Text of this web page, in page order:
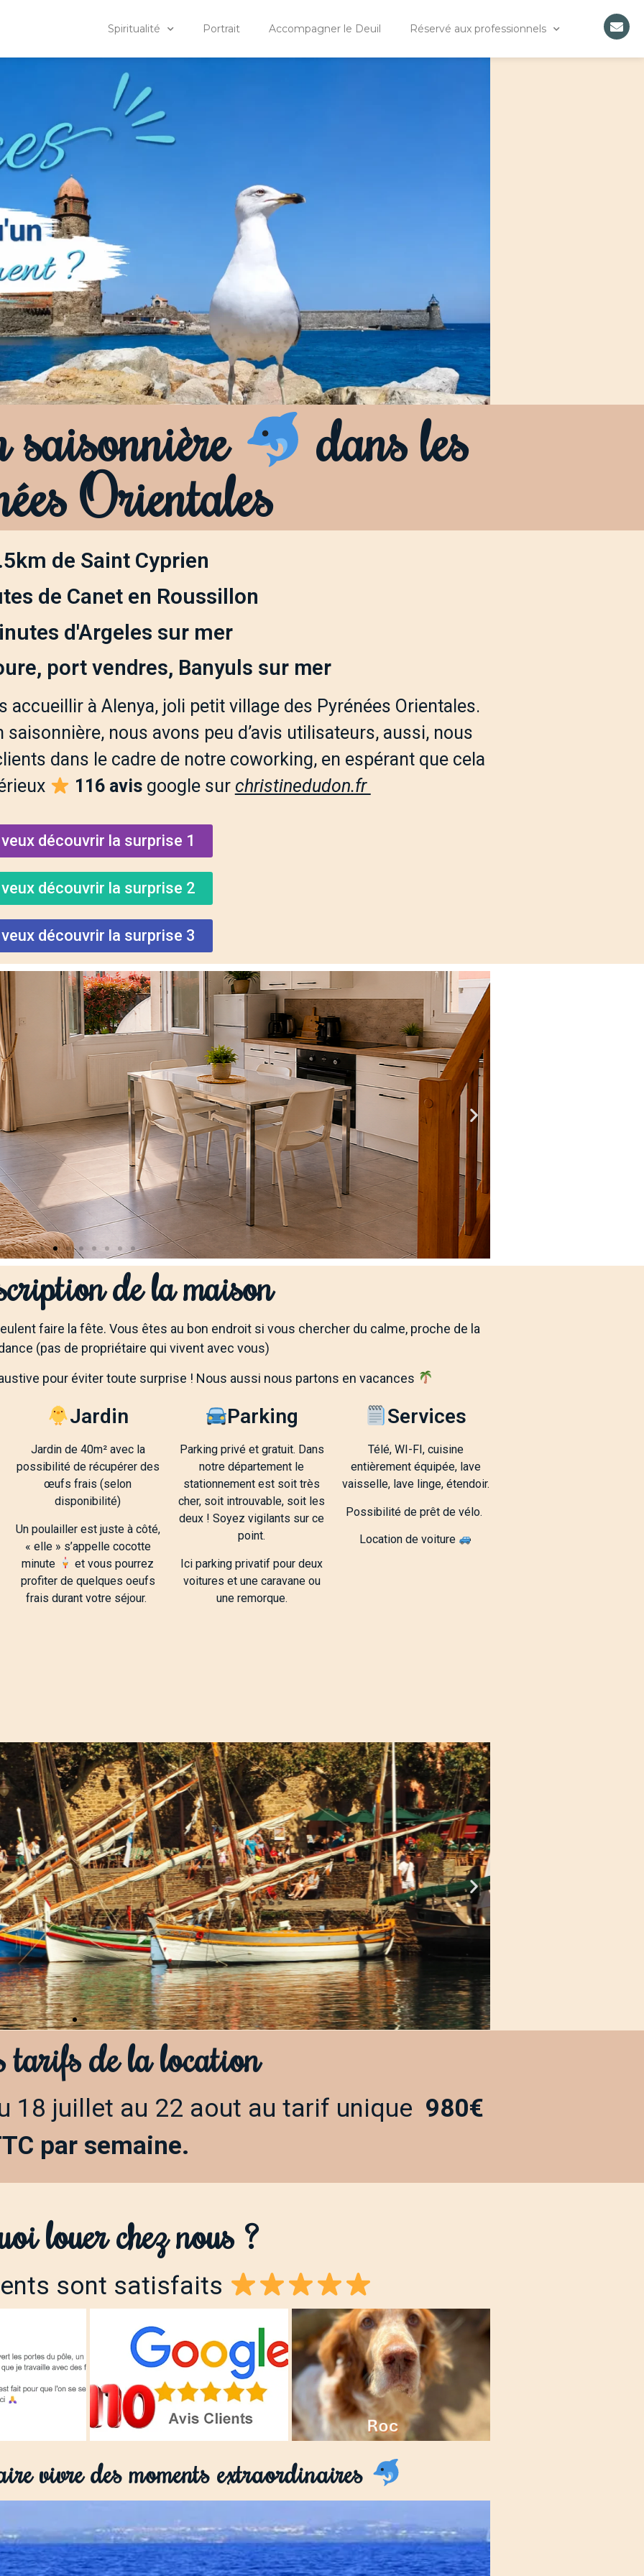
Spiritualité Portrait Accompagner le Deuil Réservé aux professionnels
dans les
Orientales
de Saint Cyprien
de Canet en Roussillon
d'Argeles sur mer
port vendres, Banyuls sur mer
à Alenya, joli petit village des Pyrénées Orientales.
nous avons peu d’avis utilisateurs, aussi, nous
dans le cadre de notre coworking, en espérant que cela
116 avisgoogle sur christinedudon.fr
découvrir la surprise 1
découvrir la surprise 2
découvrir la surprise 3
de la maison
faire la fête. Vous êtes au bon endroit si vous chercher du calme, proche de la
(pas de propriétaire qui vivent avec vous)
pour éviter toute surprise ! Nous aussi nous partons en vacances
Jardin
Jardin de 40m² avec la
possibilité de récupérer des
œufs frais (selon
disponibilité)
Un poulailler est juste à côté,
« elle » s’appelle cocotte
minute
et vous pourrez
profiter de quelques oeufs
frais durant votre séjour.
Parking
Parking privé et gratuit. Dans
notre département le
stationnement est soit très
cher, soit introuvable, soit les
deux ! Soyez vigilants sur ce
point.
Ici parking privatif pour deux
voitures et une caravane ou
une remorque.
Services
Télé, WI-FI, cuisine
entièrement équipée, lave
vaisselle, lave linge, étendoir.
Possibilité de prêt de vélo.
Location de voiture
barques catalanes
restaurent ce véritable patrimoine maritime local,
savoir-faire et vous expliqueront comment ils
traditionnelles multicolores. Visite unique garantie
tarifs de la location
18 juillet au 22 aout au tarif unique 980€
par semaine.
louer chez nous ?
sont satisfaits
vivre des moments extraordinaires